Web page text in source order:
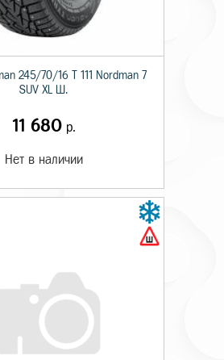
245/70/16 T 111 Nordman 7
SUV XL Ш.
11 680р.
Нет в наличии